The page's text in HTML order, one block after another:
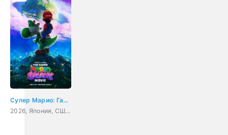
Супер Марио: Галактическое кино
2026, Япония, США, мультфильм, фэнтези, комедия, приключения, семейный